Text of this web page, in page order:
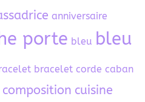
anniversaire
porte bleu bleu
bracelet corde caban
composition cuisine